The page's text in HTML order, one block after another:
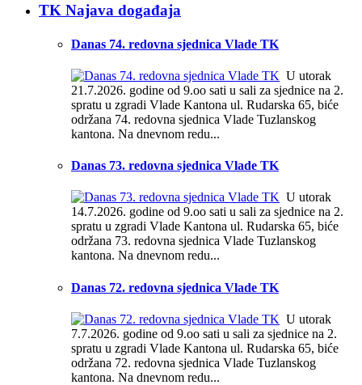
TK Najava događaja
Danas 74. redovna sjednica Vlade TK
U utorak
21.7.2026. godine od 9.oo sati u sali za sjednice na 2.
spratu u zgradi Vlade Kantona ul. Rudarska 65, biće
održana 74. redovna sjednica Vlade Tuzlanskog
kantona. Na dnevnom redu...
Danas 73. redovna sjednica Vlade TK
U utorak
14.7.2026. godine od 9.oo sati u sali za sjednice na 2.
spratu u zgradi Vlade Kantona ul. Rudarska 65, biće
održana 73. redovna sjednica Vlade Tuzlanskog
kantona. Na dnevnom redu...
Danas 72. redovna sjednica Vlade TK
U utorak
7.7.2026. godine od 9.oo sati u sali za sjednice na 2.
spratu u zgradi Vlade Kantona ul. Rudarska 65, biće
održana 72. redovna sjednica Vlade Tuzlanskog
kantona. Na dnevnom redu...